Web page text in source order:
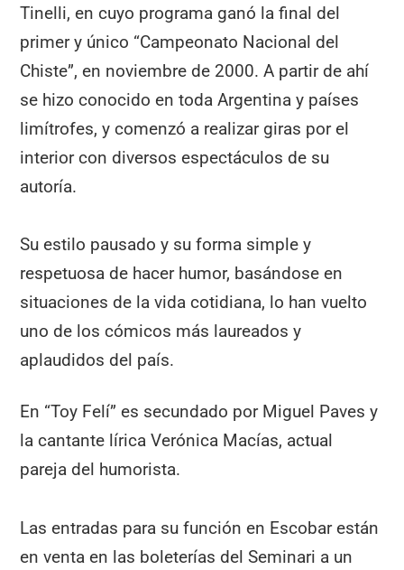
Tinelli, en cuyo programa ganó la final del
primer y único “Campeonato Nacional del
Chiste”, en noviembre de 2000. A partir de ahí
se hizo conocido en toda Argentina y países
limítrofes, y comenzó a realizar giras por el
interior con diversos espectáculos de su
autoría.
Su estilo pausado y su forma simple y
respetuosa de hacer humor, basándose en
situaciones de la vida cotidiana, lo han vuelto
uno de los cómicos más laureados y
aplaudidos del país.
En “Toy Felí” es secundado por Miguel Paves y
la cantante lírica Verónica Macías, actual
pareja del humorista.
Las entradas para su función en Escobar están
en venta en las boleterías del Seminari a un